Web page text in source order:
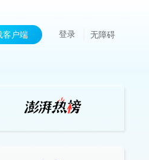
客户端 登录 无障碍